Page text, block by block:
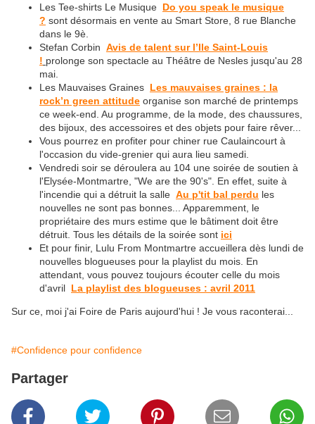
Les Tee-shirts Le Musique Do you speak le musique
? sont désormais en vente au Smart Store, 8 rue Blanche
dans le 9è.
Stefan Corbin Avis de talent sur l’Ile Saint-Louis
! prolonge son spectacle au Théâtre de Nesles jusqu'au 28
mai.
Les Mauvaises Graines Les mauvaises graines : la
rock’n green attitude organise son marché de printemps
ce week-end. Au programme, de la mode, des chaussures,
des bijoux, des accessoires et des objets pour faire rêver...
Vous pourrez en profiter pour chiner rue Caulaincourt à
l'occasion du vide-grenier qui aura lieu samedi.
Vendredi soir se déroulera au 104 une soirée de soutien à
l'Elysée-Montmartre, "We are the 90's". En effet, suite à
l'incendie qui a détruit la salle Au p'tit bal perdu les
nouvelles ne sont pas bonnes... Apparemment, le
propriétaire des murs estime que le bâtiment doit être
détruit. Tous les détails de la soirée sont ici
Et pour finir, Lulu From Montmartre accueillera dès lundi de
nouvelles blogueuses pour la playlist du mois. En
attendant, vous pouvez toujours écouter celle du mois
d'avril La playlist des blogueuses : avril 2011
Sur ce, moi j'ai Foire de Paris aujourd'hui ! Je vous raconterai...
#Confidence pour confidence
Partager